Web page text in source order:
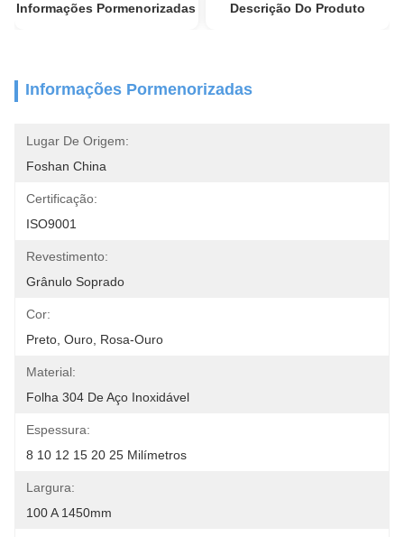
Informações Pormenorizadas Descrição Do Produto
Informações Pormenorizadas
Lugar De Origem:
Foshan China
Certificação:
ISO9001
Revestimento:
Grânulo Soprado
Cor:
Preto, Ouro, Rosa-Ouro
Material:
Folha 304 De Aço Inoxidável
Espessura:
8 10 12 15 20 25 Milímetros
Largura:
100 A 1450mm